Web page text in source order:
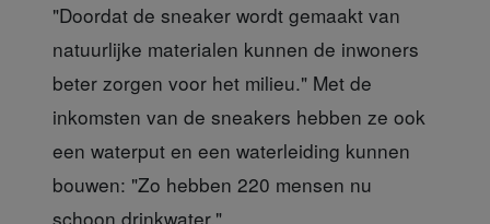
"Doordat de sneaker wordt gemaakt van
natuurlijke materialen kunnen de inwoners
beter zorgen voor het milieu." Met de
inkomsten van de sneakers hebben ze ook
een waterput en een waterleiding kunnen
bouwen: "Zo hebben 220 mensen nu
schoon drinkwater."